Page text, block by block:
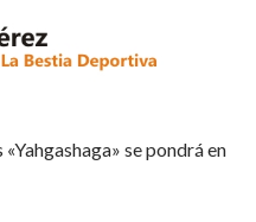
se pondrá en